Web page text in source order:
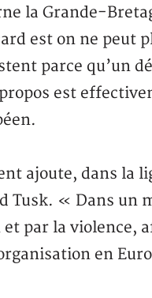
la Grande-
est on ne peut
parce qu’un
est
ajoute, dans la
Tusk. « Dans un
par la violence,
en